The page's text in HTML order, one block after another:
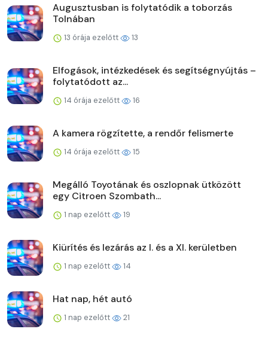
Augusztusban is folytatódik a toborzás
Tolnában
13 órája ezelőtt 13
Elfogások, intézkedések és segítségnyújtás –
folytatódott az...
14 órája ezelőtt 16
A kamera rögzítette, a rendőr felismerte
14 órája ezelőtt 15
Megálló Toyotának és oszlopnak ütközött
egy Citroen Szombath...
1 nap ezelőtt 19
Kiürítés és lezárás az I. és a XI. kerületben
1 nap ezelőtt 14
Hat nap, hét autó
1 nap ezelőtt 21